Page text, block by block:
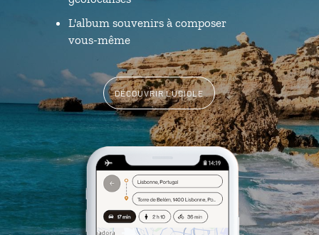
L'album souvenirs à composer
vous-même
DÉCOUVRIR LUCIOLE